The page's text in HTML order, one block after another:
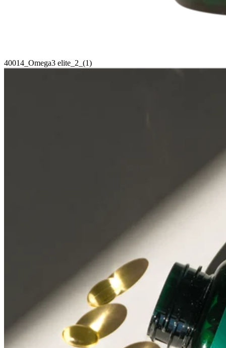
40014_Omega3 elite_2_(1)